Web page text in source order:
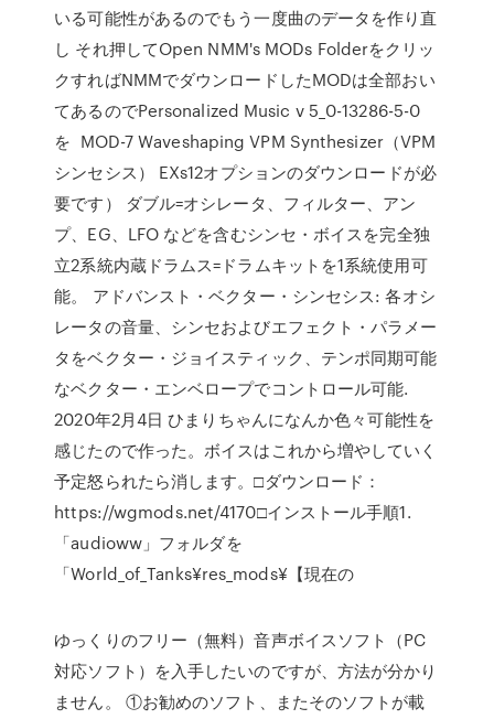
いる可能性があるのでもう一度曲のデータを作り直
し それ押してOpen NMM's MODs Folderをクリッ
クすればNMMでダウンロードしたMODは全部おい
てあるのでPersonalized Music v 5_0-13286-5-0
を MOD-7 Waveshaping VPM Synthesizer（VPM
シンセシス） EXs12オプションのダウンロードが必
要です） ダブル=オシレータ、フィルター、アン
プ、EG、LFO などを含むシンセ・ボイスを完全独
立2系統内蔵ドラムス=ドラムキットを1系統使用可
能。 アドバンスト・ベクター・シンセシス: 各オシ
レータの音量、シンセおよびエフェクト・パラメー
タをベクター・ジョイスティック、テンポ同期可能
なベクター・エンベロープでコントロール可能.
2020年2月4日 ひまりちゃんになんか色々可能性を
感じたので作った。ボイスはこれから増やしていく
予定怒られたら消します。□ダウンロード：
https://wgmods.net/4170□インストール手順1.
「audioww」フォルダを
「World_of_Tanks¥res_mods¥【現在の
ゆっくりのフリー（無料）音声ボイスソフト（PC
対応ソフト）を入手したいのですが、方法が分かり
ません。 ①お勧めのソフト、またそのソフトが載